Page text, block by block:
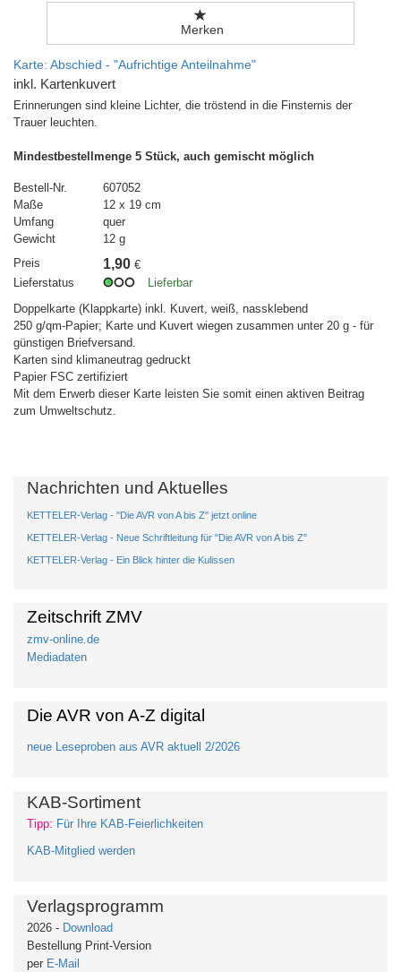
Merken
Karte: Abschied - "Aufrichtige Anteilnahme"
inkl. Kartenkuvert
Erinnerungen sind kleine Lichter, die tröstend in die Finsternis der
Trauer leuchten.
Mindestbestellmenge 5 Stück, auch gemischt möglich
Bestell-Nr.
607052
Maße
12 x 19 cm
Umfang
quer
Gewicht
12 g
Preis
1,90 €
Lieferstatus
Lieferbar
Doppelkarte (Klappkarte) inkl. Kuvert, weiß, nassklebend
250 g/qm-Papier; Karte und Kuvert wiegen zusammen unter 20 g - für
günstigen Briefversand.
Karten sind klimaneutrag gedruckt
Papier FSC zertifiziert
Mit dem Erwerb dieser Karte leisten Sie somit einen aktiven Beitrag
zum Umweltschutz.
Nachrichten und Aktuelles
KETTELER-Verlag - "Die AVR von A bis Z" jetzt online
KETTELER-Verlag - Neue Schriftleitung für "Die AVR von A bis Z"
KETTELER-Verlag - Ein Blick hinter die Kulissen
Zeitschrift ZMV
zmv-online.de
Mediadaten
Die AVR von A-Z digital
neue Leseproben aus AVR aktuell 2/2026
KAB-Sortiment
Tipp: Für Ihre KAB-Feierlichkeiten
KAB-Mitglied werden
Verlagsprogramm
2026 - Download
Bestellung Print-Version
per E-Mail